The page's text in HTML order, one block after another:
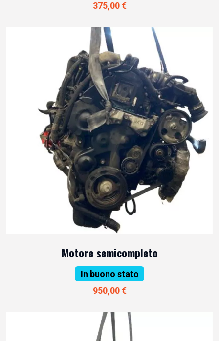
375,00 €
Motore semicompleto
In buono stato
950,00 €